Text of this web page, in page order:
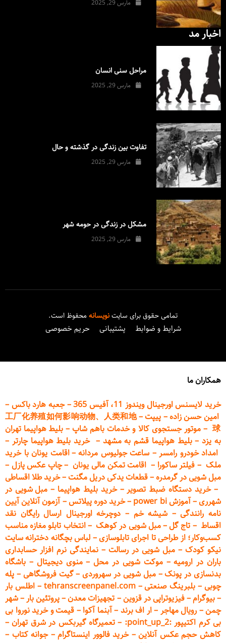
مارس 29, 2025
اخبار مد
مراحل سنی انسان
مارس 29, 2025
تفاوت بین زندگی در گذشته و حال
مارس 29, 2025
مشکل در زندگی در حومه شهر
مارس 29, 2025
تمامی حقوق برای سایتنویسانهمحفوظ است.
شرایط و ضوابط پشتیبانی حریم خصوصی
همکاران ما
خرید لایسنس اورجینال ویندوز 11، آفیس 365
–جعبه هارد باکس –
امین حسن زاده– پیپت–
工厂化养殖如何影响动物、人类和地
球
– موتور جستجوی کالا و خدمات باهم شاپ– بلیط هواپیما تهران
به یزد–بلیط هواپیما قشم به مشهد –خرید بلیط هواپیما چارتر –
امداد خودرو رامسر– ساعت جولیوس مردانه–اقامت یونان با خرید
ملک – فیلتر ساکورا – اقامت تمکن مالی یونان –چاپ عکس پازل –
مبل شویی در گرمدره–قطعاتیدکی دریل مگنت–خرید طلا اقساطی
–خرید دستگاه ضبط تصویر–خرید بلیط هواپیما –مبل شویی در
شهرری–آموزش power bi –خرید دورهپیلاتس–آزمون آنلاین آیین
نامه رانندگی– شیشه خم – دوچرخه اورجینال ارسال رایگان نقد
اقساط – تاج گل–مبل شویی در کوهک–انتخاب تابلو مغازه مناسب
کسب‌وکار؛ از طراحی تا اجرای تابلوسازی– لباس بچگانه دخترانه سایت
نیکو کودک – مبل شویی در رسالت – نمایندگی نرم افزار حسابداری
باران در ارومیه–موکت شویی در محل–منوی دیجیتال – باشگاه
بدنسازی در پونک–مبل شویی در سهروردی–گیت فروشگاهی – پله
چوبی – بلبرینگ صنعتی–
tehranscreenpanel.com
–اطلس بار
–بیوگرام–فیزیوتراپی در قزوین– تجهیزات معدن–پروتئین بار–شهر
چمن– رویال مهاجر –ار اف برند –آبنما آکوا – قیمت و خرید نوروا بی
بی کرم اکتیپور :point_up_2:
– تعمیرگاه گیربکس در شرق تهران–
کاهش حجم عکس آنلاین–خرید فالوور اینستاگرام–جوانه کتاب –